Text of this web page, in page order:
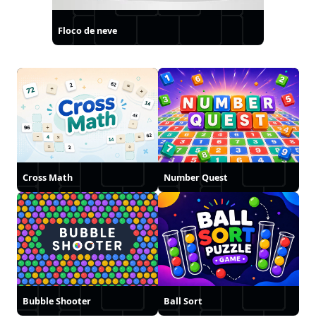
Floco de neve
Cross Math Number Quest
Bubble Shooter Ball Sort